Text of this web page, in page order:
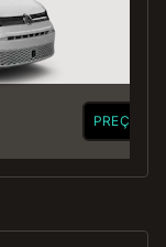
PREÇO